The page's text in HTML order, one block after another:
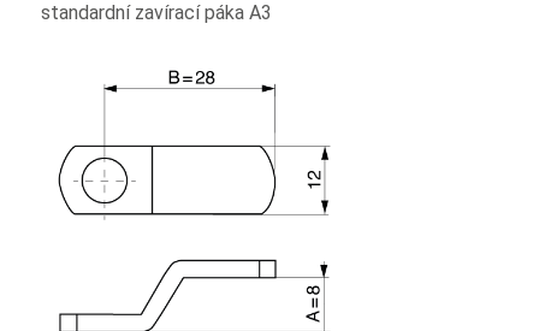
standardní zavírací páka A3